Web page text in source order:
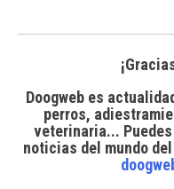
Doogweb es
perros,
veterinaria...
noticias del mundo